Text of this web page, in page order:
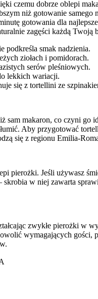
czemu dobrze oblepi
niż gotowanie samego
gotowania dla
zagęści każdą Twoją
podkreśla smak nadzienia.
ziołach i pomidorach.
serów pleśniowych.
lekkich wariacji.
się z tortellini ze
sam makaron, co czyni go
Aby przygotować
się z regionu Emilia-
pierożki. Jeśli używasz
w niej zawarta
zwykłe pierożki
wymagających